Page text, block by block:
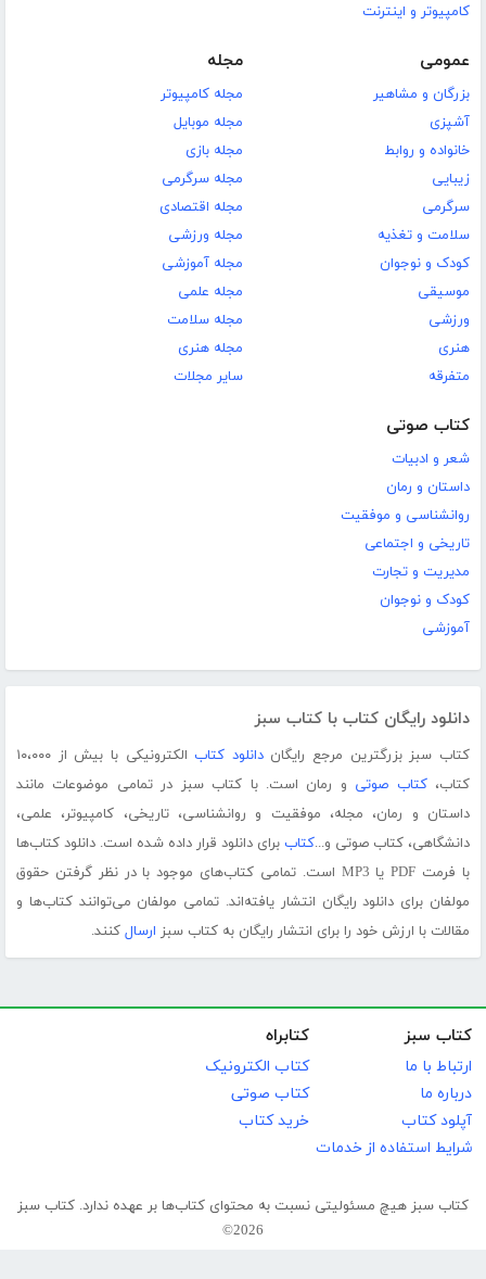
کامپیوتر و اینترنت
عمومی
بزرگان و مشاهیر
آشپزی
خانواده و روابط
زیبایی
سرگرمی
سلامت و تغذیه
کودک و نوجوان
موسیقی
ورزشی
هنری
متفرقه
مجله
مجله کامپیوتر
مجله موبایل
مجله بازی
مجله سرگرمی
مجله اقتصادی
مجله ورزشی
مجله آموزشی
مجله علمی
مجله سلامت
مجله هنری
سایر مجلات
کتاب صوتی
شعر و ادبیات
داستان و رمان
روانشناسی و موفقیت
تاریخی و اجتماعی
مدیریت و تجارت
کودک و نوجوان
آموزشی
دانلود رایگان کتاب با کتاب سبز
کتاب سبز بزرگترین مرجع رایگاندانلود کتاب
الکترونیکی با بیش از ۱۰،۰۰۰
کتاب،کتاب صوتی و رمان است. با کتاب سبز در تمامی موضوعات مانند
داستان و رمان، مجله، موفقیت و روانشناسی، تاریخی، کامپیوتر، علمی،
دانشگاهی، کتاب صوتی و...کتاب برای دانلود قرار داده شده است. دانلود کتاب‌ها
با فرمت PDF یا MP3 است. تمامی کتاب‌های موجود با در نظر گرفتن حقوق
مولفان برای دانلود رایگان انتشار یافته‌اند. تمامی مولفان می‌توانند کتاب‌ها و
مقالات با ارزش خود را برای انتشار رایگان به کتاب سبز ارسال کنند.
کتاب سبز
ارتباط با ما
درباره ما
آپلود کتاب
شرایط استفاده از خدمات
کتابراه
کتاب الکترونیک
کتاب صوتی
خرید کتاب
کتاب سبز هیچ مسئولیتی نسبت به محتوای کتاب‌ها بر عهده ندارد. کتاب سبز
2026©